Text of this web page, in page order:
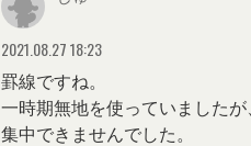
2021.08.27 18:23
罫線ですね。
一時期無地を使っていました
集中できませんでした。